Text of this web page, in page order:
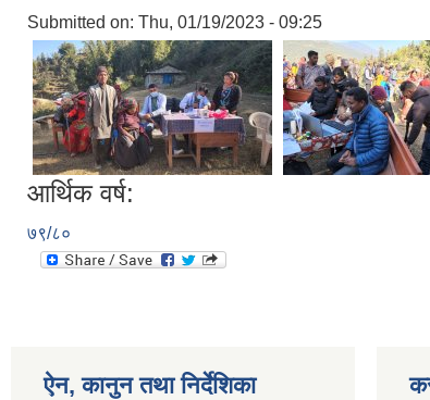
Submitted on: Thu, 01/19/2023 - 09:25
आर्थिक वर्ष:
७९/८०
ऐन, कानुन तथा निर्देशिका